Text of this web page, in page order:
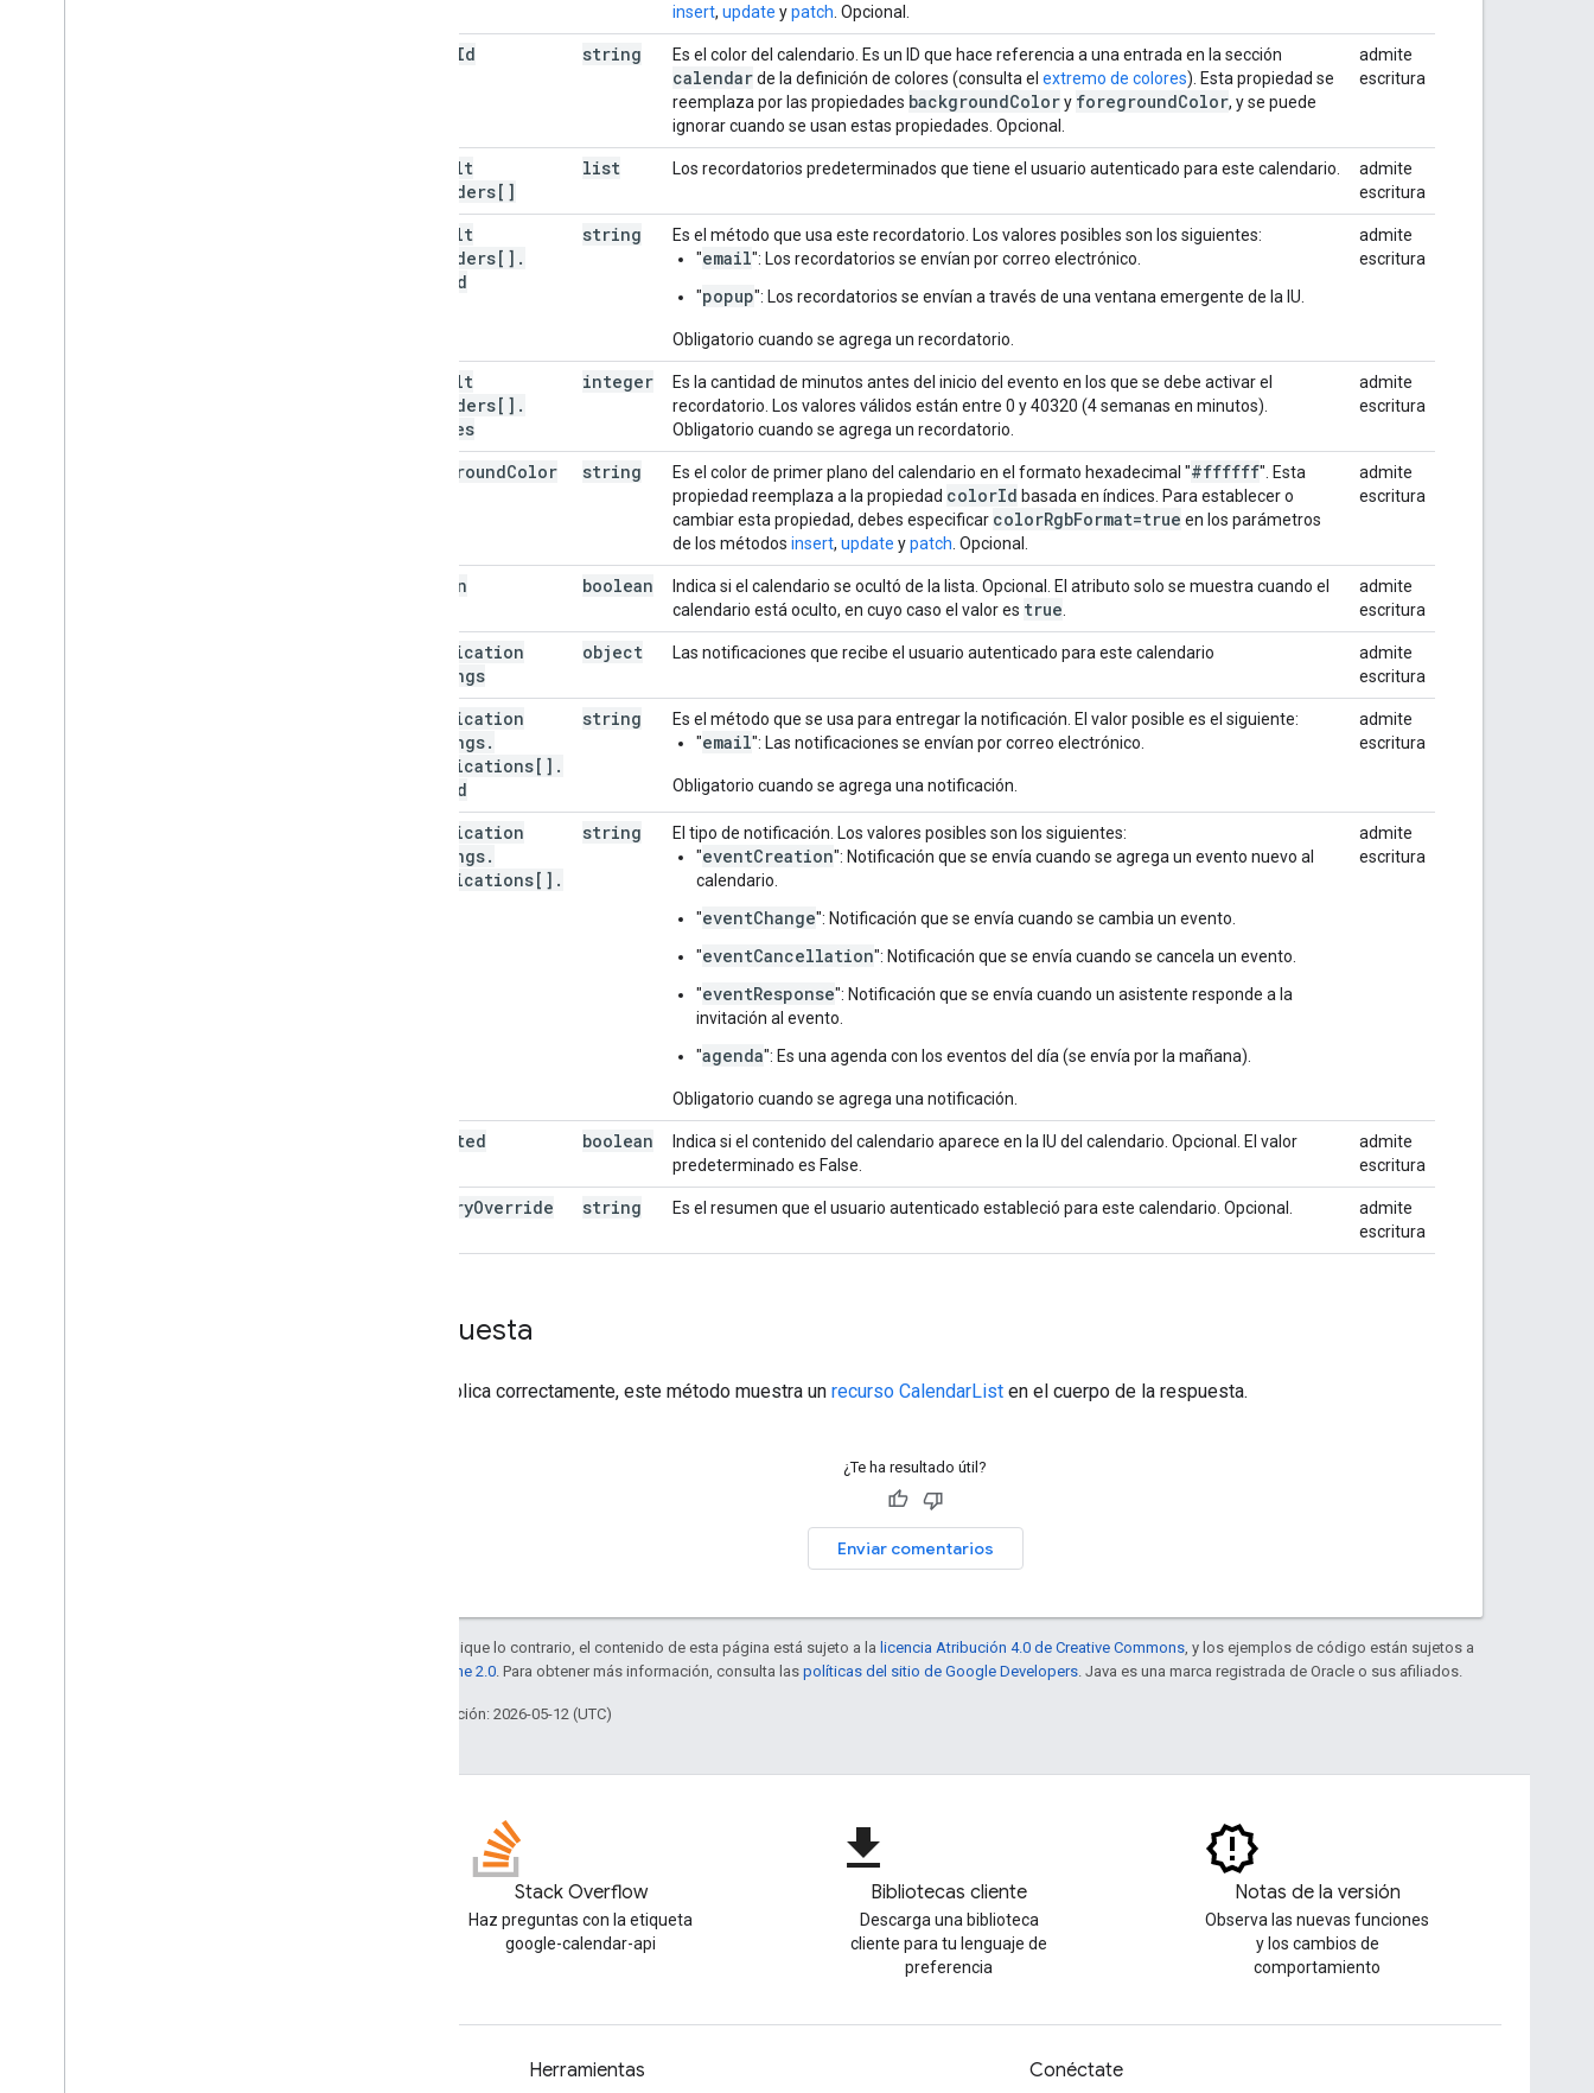
insert, update ypatch . Opcional.
Id string Es el color del calendario. Es un ID que hace referencia a una entrada en la sección
calendarde la definición de colores (consulta el extremo de colores). Esta propiedad se
reemplaza por las propiedades backgroundColory foregroundColor, y se puede
ignorar cuando se usan estas propiedades. Opcional.
admite
escritura
default
Reminders[]
list Los recordatorios predeterminados que tiene el usuario autenticado para este calendario.
admite
escritura
default
Reminders[] .
method
string
Es el método que usa este recordatorio. Los valores posibles son los siguientes:
"email": Los recordatorios se envían por correo electrónico.
"popup": Los recordatorios se envían a través de una ventana emergente de la IU.
Obligatorio cuando se agrega un recordatorio.
admite
escritura
default
Reminders[] .
minutes
integer
Es la cantidad de minutos antes del inicio del evento en los que se debe activar el
recordatorio. Los valores válidos están entre 0 y 40320 (4 semanas en minutos).
Obligatorio cuando se agrega un recordatorio.
admite
escritura
foregroundColor string Es el color de primer plano del calendario en el formato hexadecimal "#ffffff". Esta
propiedad reemplaza a la propiedad colorId basada en índices. Para establecer o
cambiar esta propiedad, debes especificar colorRgbFormat=true en los parámetros
de los métodos insert, update ypatch . Opcional.
admite
escritura
hidden boolean
Indica si el calendario se ocultó de la lista. Opcional. El atributo solo se muestra cuando el
calendario está oculto, en cuyo caso el valor es true
admite
escritura
notification
Settings
object Las notificaciones que recibe el usuario autenticado para este calendario
admite
escritura
notification
Settings.
notifications[] .
method
string
Es el método que se usa para entregar la notificación. El valor posible es el siguiente:
"email": Las notificaciones se envían por correo electrónico.
Obligatorio cuando se agrega una notificación.
admite
escritura
notification
Settings.
notifications[] .
string
El tipo de notificación. Los valores posibles son los siguientes:
"eventCreation": Notificación que se envía cuando se agrega un evento nuevo al
calendario.
"eventChange": Notificación que se envía cuando se cambia un evento.
"eventCancellation": Notificación que se envía cuando se cancela un evento.
"eventResponse": Notificación que se envía cuando un asistente responde a la
invitación al evento.
"agenda": Es una agenda con los eventos del día (se envía por la mañana).
Obligatorio cuando se agrega una notificación.
admite
escritura
selected boolean
Indica si el contenido del calendario aparece en la IU del calendario. Opcional. El valor
predeterminado es False.
admite
escritura
summaryOverride string Es el resumen que el usuario autenticado estableció para este calendario. Opcional.
admite
escritura
Respuesta
Si se aplica correctamente, este método muestra un recurso CalendarList en el cuerpo de la respuesta.
¿Te ha resultado útil?
Enviar comentarios
Salvo que se indique lo contrario, el contenido de esta página está sujeto a la licencia Atribución 4.0 de Creative Commons , y los ejemplos de código están sujetos a
licencia Apache 2.0 . Para obtener más información, consulta las políticas del sitio de Google Developers . Java es una marca registrada de Oracle o sus afiliados.
Última actualización: 2026-05-12 (UTC)
Stack Overflow
Haz preguntas con la etiqueta
google-calendar-api
file_download
Bibliotecas cliente
Descarga una biblioteca
cliente para tu lenguaje de
preferencia
Notas de la versión
Observa las nuevas funciones
y los cambios de
comportamiento
Herramientas Conéctate